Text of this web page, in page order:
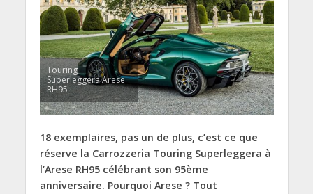
Touring
Superleggera Arese
RH95
18 exemplaires, pas un de plus, c’est ce que
réserve la Carrozzeria Touring Superleggera à
l’Arese RH95 célébrant son 95ème
anniversaire. Pourquoi Arese ? Tout